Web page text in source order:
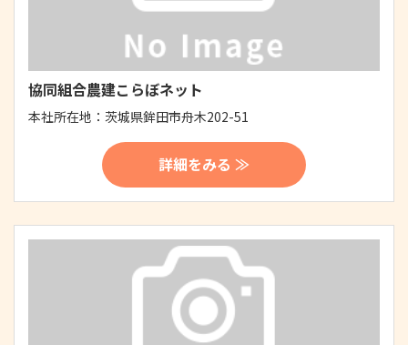
協同組合農建こらぼネット
本社所在地： 茨城県鉾田市舟木202-51
詳細をみる ≫